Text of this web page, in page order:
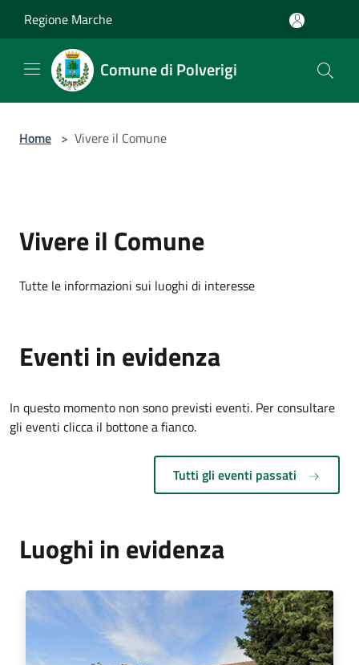
Regione Marche
Comune di Polverigi
Home > Vivere il Comune
Vivere il Comune
Tutte le informazioni sui luoghi di interesse
Eventi in evidenza
In questo momento non sono previsti eventi. Per consultare
gli eventi clicca il bottone a fianco.
Tutti gli eventi passati
Luoghi in evidenza